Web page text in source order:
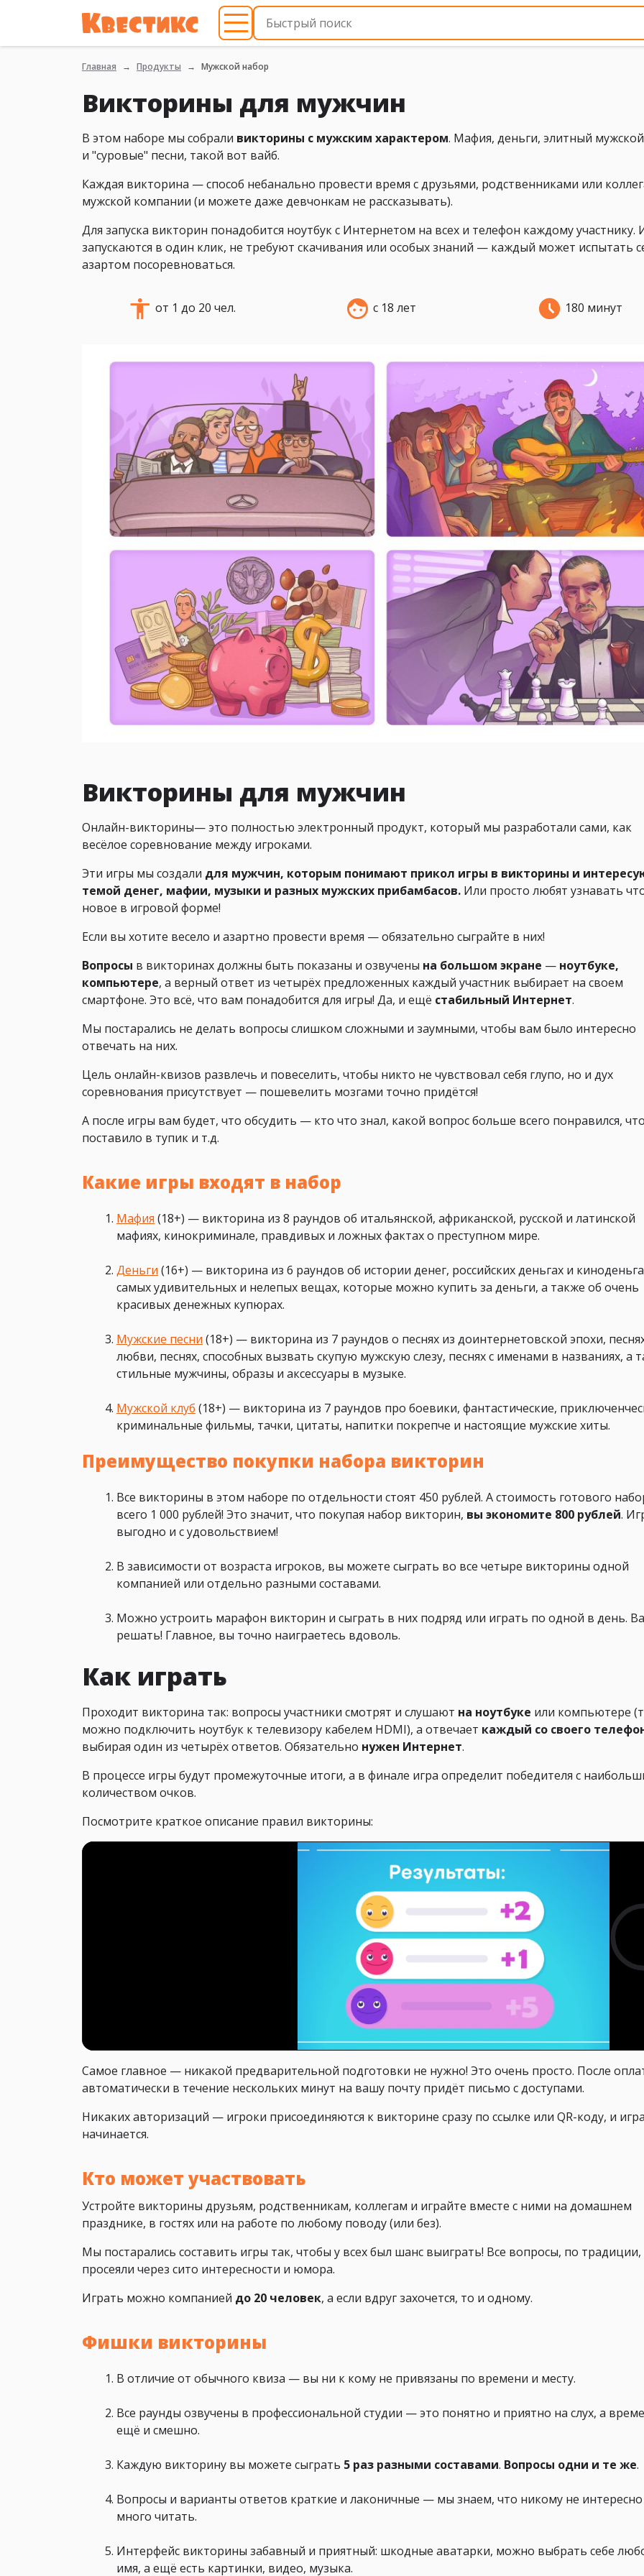
Главная Продукты Мужской набор
Викторины для мужчин
В этом наборе мы собрали викторины с мужским характером. Мафия, деньги, элитный
и "суровые" песни, такой вот вайб.
Каждая викторина — способ небанально провести время с друзьями, родственниками или
мужской компании (и можете даже девчонкам не рассказывать).
Для запуска викторин понадобится ноутбук с Интернетом на всех и телефон каждому участнику.
запускаются в один клик, не требуют скачивания или особых знаний — каждый может испытать
азартом посоревноваться.
от 1 до 20 чел. с 18 лет 180 минут
Викторины для мужчин
Онлайн-викторины— это полностью электронный продукт, который мы разработали сами, как
весёлое соревнование между игроками.
Эти игры мы создали для мужчин, которым понимают прикол игры в викторины и
темой денег, мафии, музыки и разных мужских прибамбасов. Или просто любят узнавать
новое в игровой форме!
Если вы хотите весело и азартно провести время — обязательно сыграйте в них!
Вопросы в викторинах должны быть показаны и озвучены на большом экране — ноутбуке,
компьютере, а верный ответ из четырёх предложенных каждый участник выбирает на своем
смартфоне. Это всё, что вам понадобится для игры! Да, и ещё стабильный Интернет.
Мы постарались не делать вопросы слишком сложными и заумными, чтобы вам было интересно
отвечать на них.
Цель онлайн-квизов развлечь и повеселить, чтобы никто не чувствовал себя глупо, но и дух
соревнования присутствует — пошевелить мозгами точно придётся!
А после игры вам будет, что обсудить — кто что знал, какой вопрос больше всего понравился, что
поставило в тупик и т.д.
Какие игры входят в набор
Мафия (18+) — викторина из 8 раундов об итальянской, африканской, русской и латинской
мафиях, кинокриминале, правдивых и ложных фактах о преступном мире.
Деньги (16+) — викторина из 6 раундов об истории денег, российских деньгах и
самых удивительных и нелепых вещах, которые можно купить за деньги, а также об очень
красивых денежных купюрах.
Мужские песни (18+) — викторина из 7 раундов о песнях из доинтернетовской эпохи,
любви, песнях, способных вызвать скупую мужскую слезу, песнях с именами в названиях, а
стильные мужчины, образы и аксессуары в музыке.
Мужской клуб (18+) — викторина из 7 раундов про боевики, фантастические,
криминальные фильмы, тачки, цитаты, напитки покрепче и настоящие мужские хиты.
Преимущество покупки набора викторин
Все викторины в этом наборе по отдельности стоят 450 рублей. А стоимость готового
всего 1 000 рублей! Это значит, что покупая набор викторин, вы экономите 800 рублей.
выгодно и с удовольствием!
В зависимости от возраста игроков, вы можете сыграть во все четыре викторины одной
компанией или отдельно разными составами.
Можно устроить марафон викторин и сыграть в них подряд или играть по одной в день.
решать! Главное, вы точно наиграетесь вдоволь.
Как играть
Проходит викторина так: вопросы участники смотрят и слушают на ноутбуке или компьютере
можно подключить ноутбук к телевизору кабелем HDMI), а отвечает каждый со своего
выбирая один из четырёх ответов. Обязательно нужен Интернет.
В процессе игры будут промежуточные итоги, а в финале игра определит победителя с
количеством очков.
Посмотрите краткое описание правил викторины:
Самое главное — никакой предварительной подготовки не нужно! Это очень просто. После
автоматически в течение нескольких минут на вашу почту придёт письмо с доступами.
Никаких авторизаций — игроки присоединяются к викторине сразу по ссылке или QR-коду, и игра
начинается.
Кто может участвовать
Устройте викторины друзьям, родственникам, коллегам и играйте вместе с ними на домашнем
празднике, в гостях или на работе по любому поводу (или без).
Мы постарались составить игры так, чтобы у всех был шанс выиграть! Все вопросы, по
просеяли через сито интересности и юмора.
Играть можно компанией до 20 человек, а если вдруг захочется, то и одному.
Фишки викторины
В отличие от обычного квиза — вы ни к кому не привязаны по времени и месту.
Все раунды озвучены в профессиональной студии — это понятно и приятно на слух, а
ещё и смешно.
Каждую викторину вы можете сыграть 5 раз разными составами. Вопросы одни и те же.
Вопросы и варианты ответов краткие и лаконичные — мы знаем, что никому не интересно
много читать.
Интерфейс викторины забавный и приятный: шкодные аватарки, можно выбрать себе
имя, а ещё есть картинки, видео, музыка.